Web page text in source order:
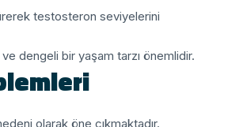
testosteron seviyelerini
dengeli bir yaşam tarzı önemlidir.
olarak öne çıkmaktadır.